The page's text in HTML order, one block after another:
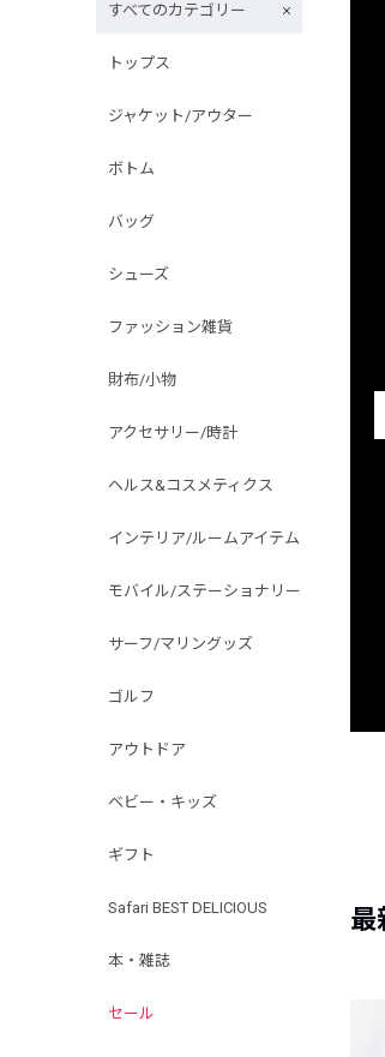
すべてのカテゴリー
トップス
ジャケット/アウター
ボトム
バッグ
シューズ
ファッション雑貨
財布/小物
アクセサリー/時計
ヘルス&コスメティクス
インテリア/ルームアイテム
モバイル/ステーショナリー
サーフ/マリングッズ
ゴルフ
アウトドア
ベビー・キッズ
ギフト
Safari BEST DELICIOUS
本・雑誌
セール
最